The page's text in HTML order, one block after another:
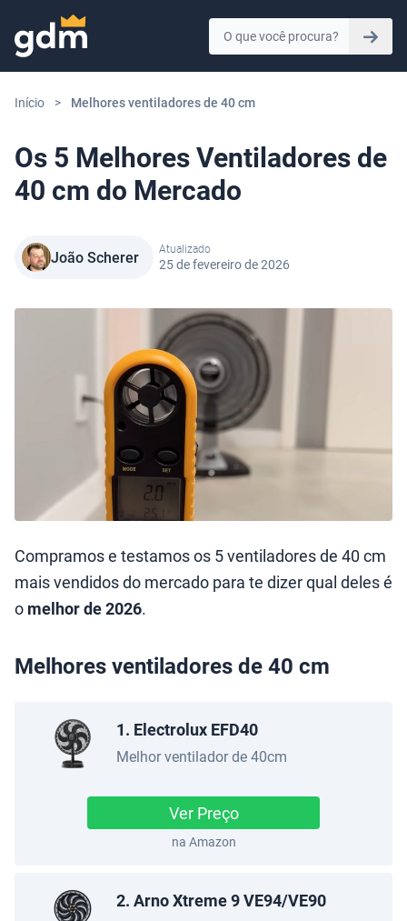
Skip to content
Início > Melhores ventiladores de 40 cm
Os 5 Melhores Ventiladores de
40 cm do Mercado
João Scherer Atualizado
25 de fevereiro de 2026
Compramos e testamos os 5 ventiladores de 40 cm
mais vendidos do mercado para te dizer qual deles é
o melhor de 2026.
Melhores ventiladores de 40 cm
1. Electrolux EFD40
Melhor ventilador de 40cm
Ver Preço
na Amazon
2. Arno Xtreme 9 VE94/VE90